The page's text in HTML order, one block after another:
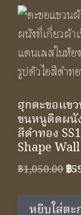
ฮุกตะขอแข
ขนหนูติดผนั
สีดำทอง
Shape
฿1,050.00 ฿
หยิบใส่ตะ